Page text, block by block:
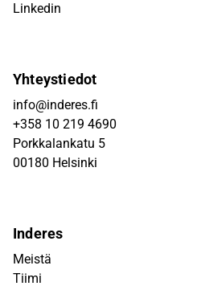
Linkedin
Yhteystiedot
info@inderes.fi
+358 10 219 4690
Porkkalankatu 5
00180 Helsinki
Inderes
Meistä
Tiimi